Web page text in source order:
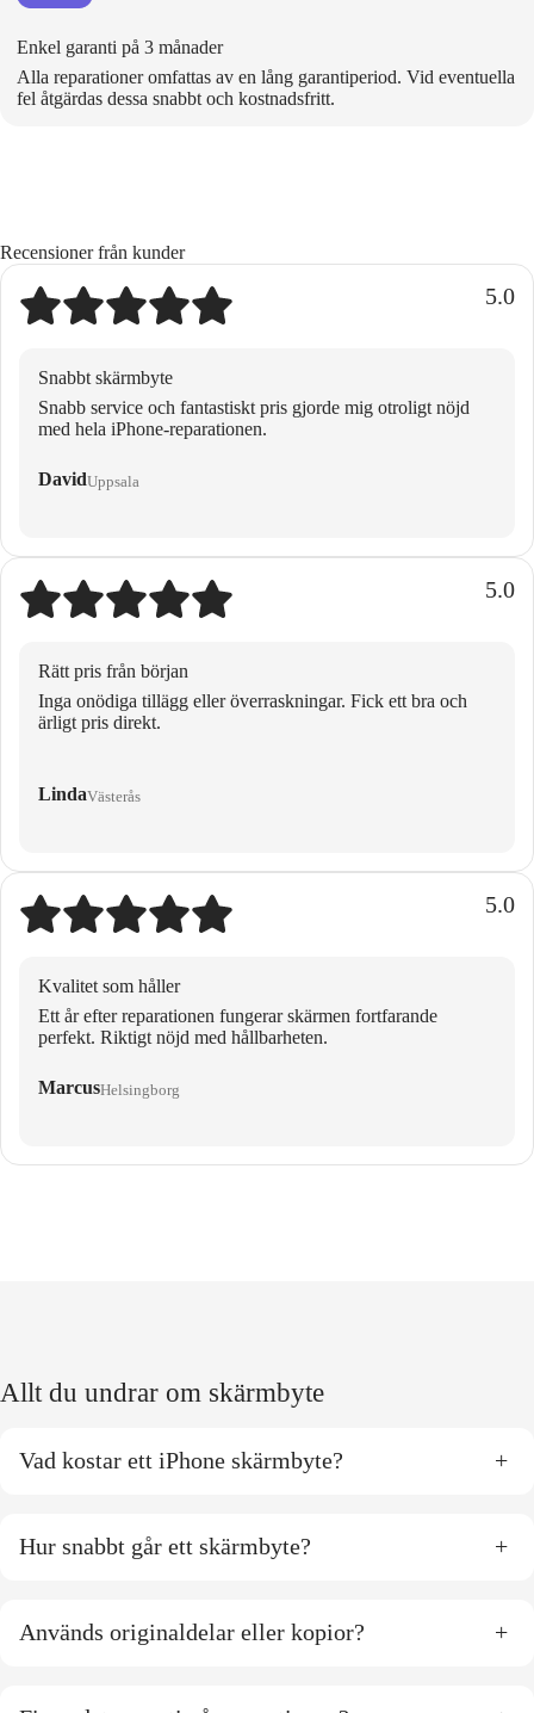
Enkel garanti på 3 månader
Alla reparationer omfattas av en lång garantiperiod. Vid eventuella
fel åtgärdas dessa snabbt och kostnadsfritt.
Recensioner från kunder
5.0
Snabbt skärmbyte
Snabb service och fantastiskt pris gjorde mig otroligt nöjd
med hela iPhone-reparationen.
DavidUppsala
5.0
Rätt pris från början
Inga onödiga tillägg eller överraskningar. Fick ett bra och
ärligt pris direkt.
LindaVästerås
5.0
Kvalitet som håller
Ett år efter reparationen fungerar skärmen fortfarande
perfekt. Riktigt nöjd med hållbarheten.
MarcusHelsingborg
Allt du undrar om skärmbyte
Vad kostar ett iPhone skärmbyte? +
Hur snabbt går ett skärmbyte? +
Används originaldelar eller kopior? +